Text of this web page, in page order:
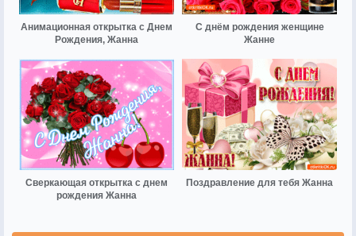
Анимационная открытка с Днем
Рождения, Жанна
С днём рождения женщине
Жанне
Сверкающая открытка с днем
рождения Жанна
Поздравление для тебя Жанна